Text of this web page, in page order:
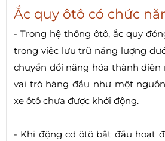
Ắc quy ôtô có chức
- Trong hệ thống ôtô, ắc quy
trong việc lưu trữ năng lượng
chuyển đổi năng hóa thành điện
vai trò hàng đầu như một
xe ôtô chưa được khởi động.
- Khi động cơ ôtô bắt đầu hoạt